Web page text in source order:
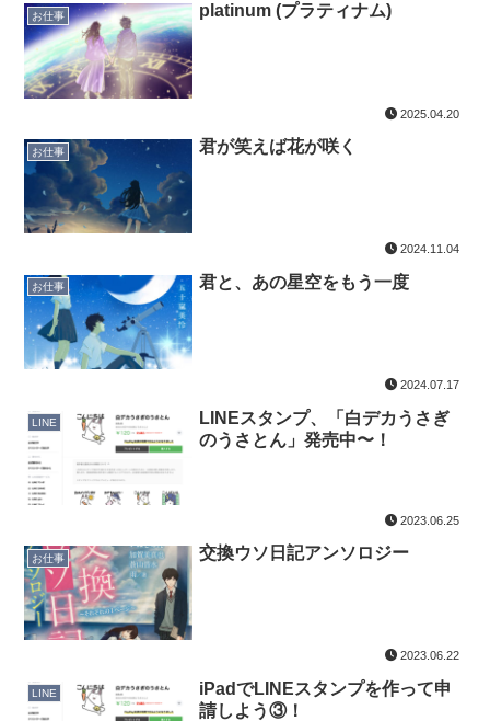
お仕事 platinum (プラティナム)
2025.04.20
お仕事 君が笑えば花が咲く
2024.11.04
お仕事 君と、あの星空をもう一度
2024.07.17
LINE
LINEスタンプ、「白デカうさぎ
のうさとん」発売中〜！
2023.06.25
お仕事 交換ウソ日記アンソロジー
2023.06.22
LINE
iPadでLINEスタンプを作って申
請しよう③！